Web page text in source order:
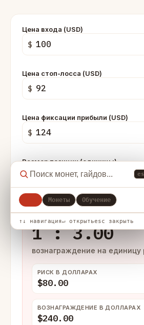
Монеты Обучение
↑↓ навигация↵ открытьesc закрыть
Цена входа (USD)
$
Цена стоп-лосса (USD)
$
Цена фиксации прибыли (USD)
$
Размер позиции (единицы)
1 : 3.00
вознаграждение на единицу
РИСК В ДОЛЛАРАХ
$80.00
ВОЗНАГРАЖДЕНИЕ В ДОЛЛАРАХ
$240.00